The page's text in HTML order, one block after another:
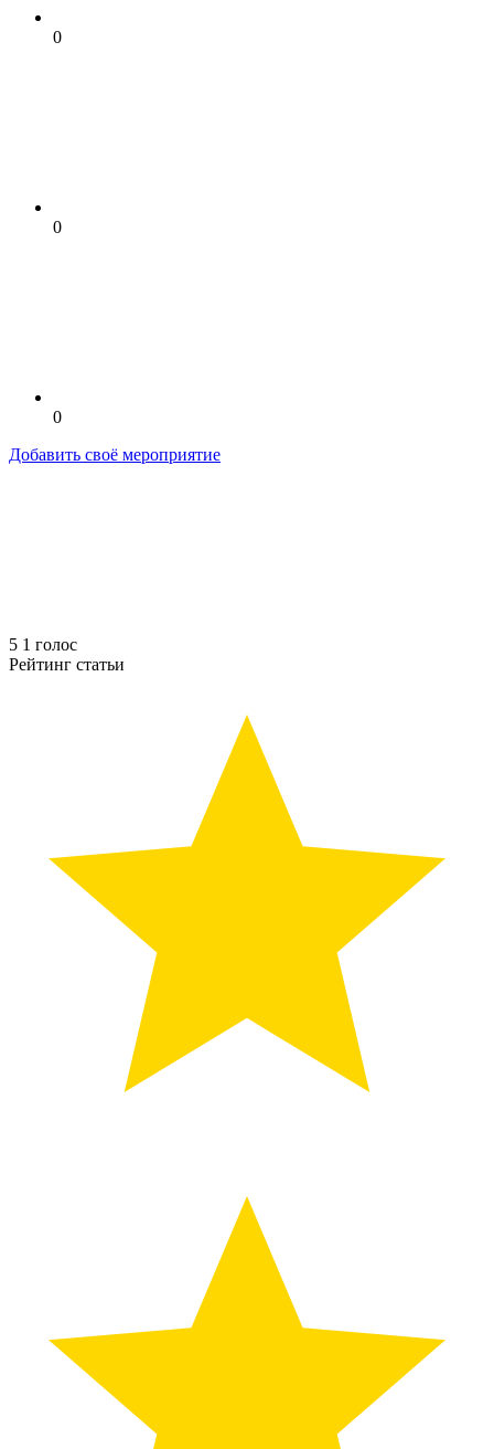
0
0
0
Добавить своё мероприятие
5 1 голос
Рейтинг статьи